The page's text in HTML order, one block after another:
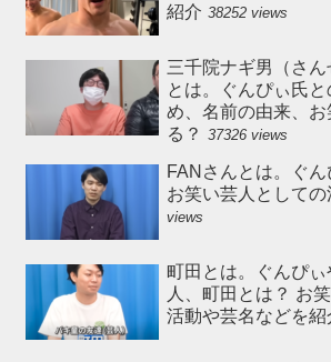
紹介 38252 views
三千院ナギ男（さん
とは。ぐんぴぃ氏
め、名前の由来、
る？ 37326 views
FANさんとは。ぐん
お笑い芸人としての
views
町田とは。ぐんぴ
人、町田とは？ お
活動や芸名などを紹